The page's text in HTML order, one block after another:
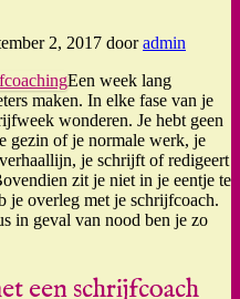
2, 2017 dooradmin
Een week lang
maken. In elke fase van je
wonderen. Je hebt geen
gezin of je normale werk, je
je schrijft of redigeert
zit je niet in je eentje te
je overleg met je schrijfcoach.
in geval van nood ben je zo
een schrijfcoach